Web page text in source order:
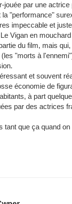
jouée par une actrice
la "performance"
impeccable et
Vigan en
du film, mais
"morts à
et souvent
économie de
à part
par des actrices
tant que ça quand